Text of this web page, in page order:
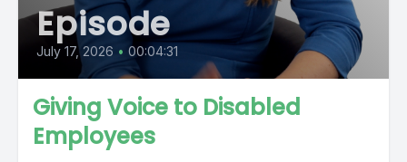
Episode
July 17, 2026 • 00:04:31
Giving Voice to Disabled
Employees